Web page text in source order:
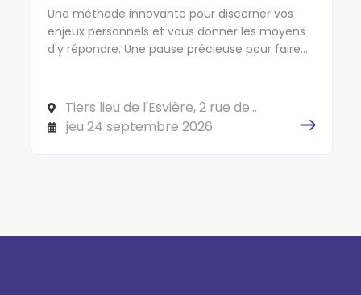
Une méthode innovante pour discerner vos
enjeux personnels et vous donner les moyens
d'y répondre. Une pause précieuse pour faire
Tiers lieu de l'Esvière, 2 rue de
l'Esvière, 49000 ANGERS
jeu 24 septembre 2026